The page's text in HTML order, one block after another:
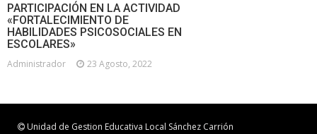
PARTICIPACIÓN EN LA ACTIVIDAD
«FORTALECIMIENTO DE
HABILIDADES PSICOSOCIALES EN
ESCOLARES»
Administrador 23 Agosto, 2022
Unidad de Gestion Educativa Local Sánchez Carrión